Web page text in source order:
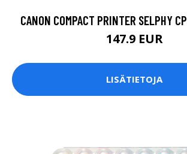
CANON COMPACT PRINTER SELPHY
147.9 EUR
LISÄTIETOJA